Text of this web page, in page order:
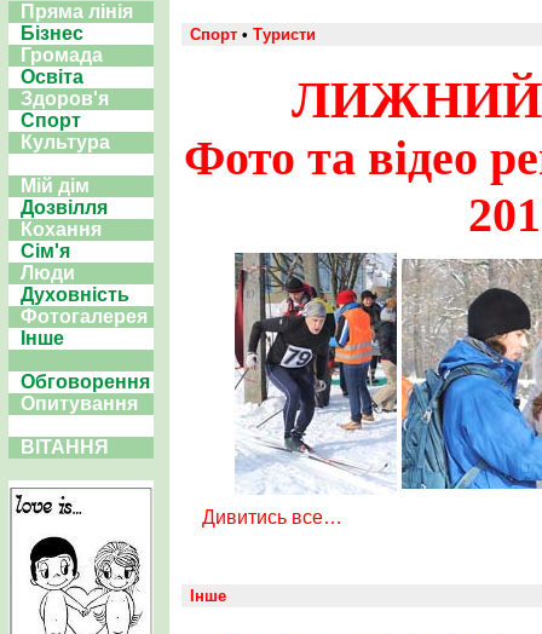
Пряма лінія
Бізнес
Громада
Освіта
Здоров'я
Спорт
Культура
Мій дім
Дозвілля
Кохання
Сім'я
Люди
Духовність
Фотогалерея
Інше
Обговорення
Опитування
ВІТАННЯ
Спорт • Туристи
ЛИЖНИЙ
Фото та відео
Дивитись все…
Інше